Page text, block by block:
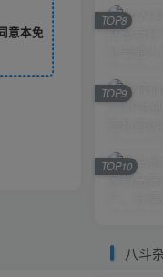
意本免
TOP8
TOP9
TOP10
八斗